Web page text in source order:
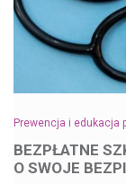
Prewencja i edukacja
BEZPŁATNE
O SWOJE